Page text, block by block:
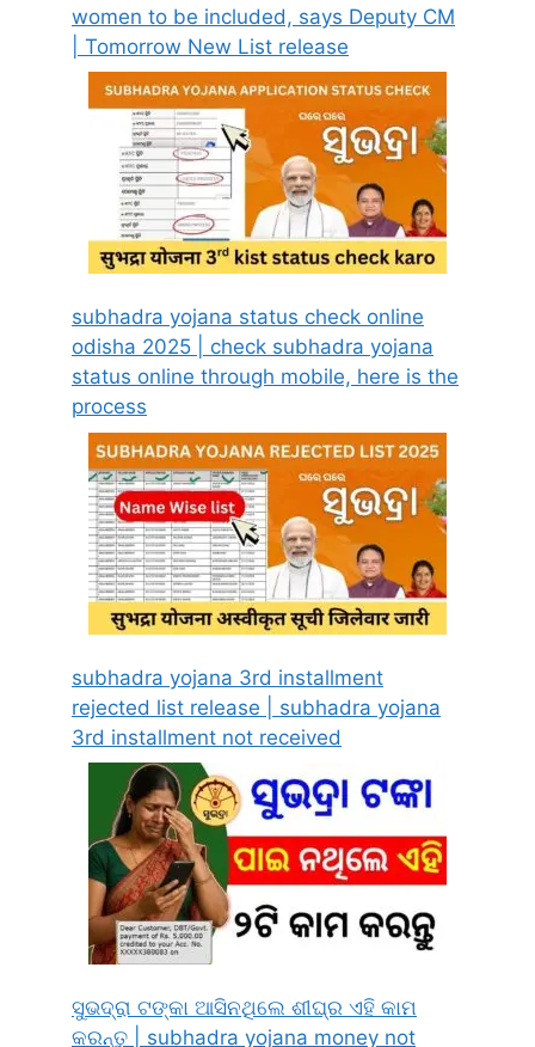
women to be included, says Deputy CM
| Tomorrow New List release
subhadra yojana status check online
odisha 2025 | check subhadra yojana
status online through mobile, here is the
process
subhadra yojana 3rd installment
rejected list release | subhadra yojana
3rd installment not received
ସୁଭଦ୍ରା ଟଙ୍କା ଆସିନଥିଲେ ଶୀଘ୍ର ଏହି କାମ
କରନ୍ତୁ | subhadra yojana money not